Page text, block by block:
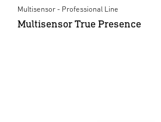
Multisensor - Professional Line
Multisensor True Presence